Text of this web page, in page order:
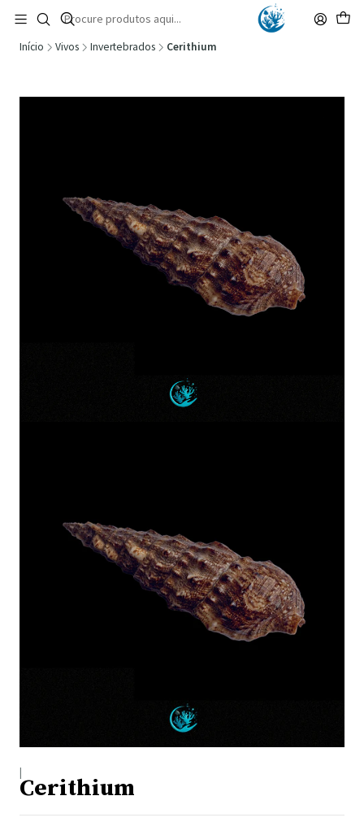
🚚 Portugal Continental: Portes Grátis desde 149,90€ (Envio extresso: 14,90€)
Ler mais
Início Vivos Invertebrados Cerithium
|
Cerithium